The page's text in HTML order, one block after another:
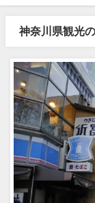
神奈川県観光